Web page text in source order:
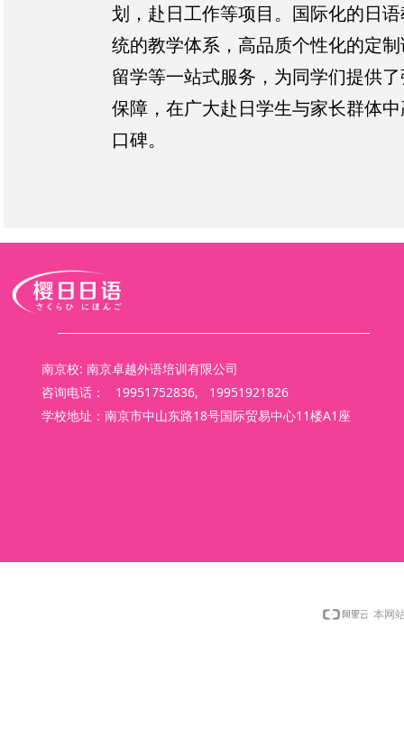
划，赴日工作等项目。国际化的日
统的教学体系，高品质个性化的定
留学等一站式服务，为同学们提供
保障，在广大赴日学生与家长群体
口碑。
南京校: 南京卓越外语培训有限公司
咨询电话： 19951752836, 19951921826
学校地址：南京市中山东路18号国际贸易中心11楼A1座
本网